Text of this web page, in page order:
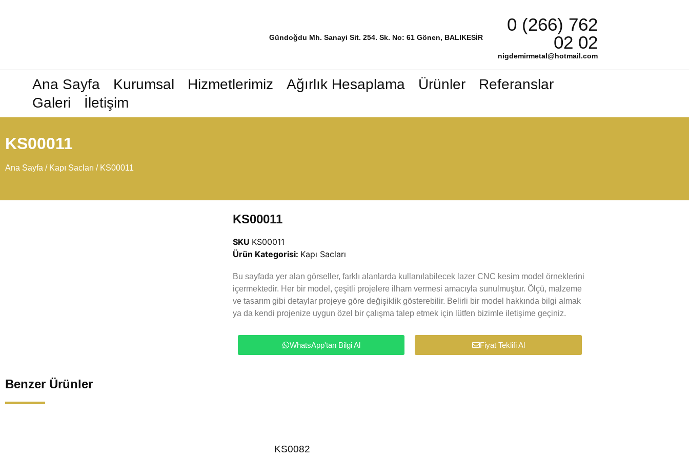
Gündoğdu Mh. Sanayi Sit. 254. Sk. No: 61 Gönen, BALIKESİR
0 (266) 762
02 02
nigdemirmetal@hotmail.com
Ana Sayfa Kurumsal Hizmetlerimiz Ağırlık Hesaplama Ürünler
Referanslar
Galeri
İletişim
KS00011
Ana Sayfa / Kapı Sacları / KS00011
KS00011
SKU KS00011
Ürün Kategorisi: Kapı Sacları
Bu sayfada yer alan görseller, farklı alanlarda kullanılabilecek lazer CNC kesim model örneklerini
içermektedir. Her bir model, çeşitli projelere ilham vermesi amacıyla sunulmuştur. Ölçü, malzeme
ve tasarım gibi detaylar projeye göre değişiklik gösterebilir. Belirli bir model hakkında bilgi almak
ya da kendi projenize uygun özel bir çalışma talep etmek için lütfen bizimle iletişime geçiniz.
WhatsApp'tan Bilgi Al Fiyat Teklifi Al
Benzer Ürünler
KS0082